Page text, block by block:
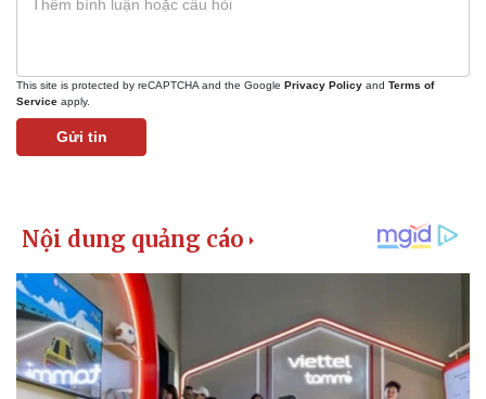
This site is protected by reCAPTCHA and the Google Privacy Policy and Terms of
Service apply.
Gửi tin